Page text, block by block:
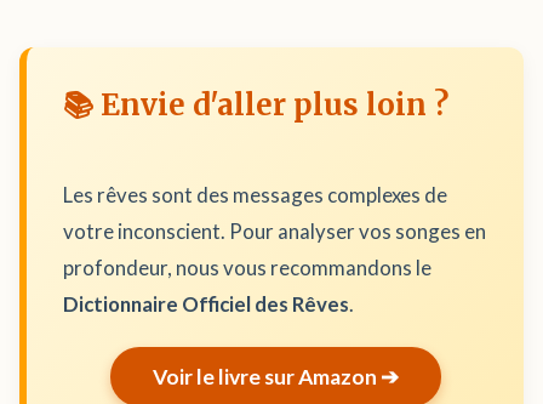
📚 Envie d'aller plus loin ?
Les rêves sont des messages complexes de
votre inconscient. Pour analyser vos songes en
profondeur, nous vous recommandons le
Dictionnaire Officiel des Rêves.
Voir le livre sur Amazon ➔